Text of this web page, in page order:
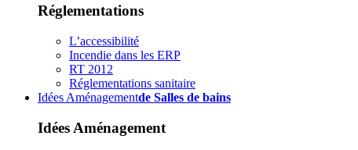
Réglementations
L’accessibilité
Incendie dans les ERP
RT 2012
Réglementations sanitaire
Idées Aménagementde Salles de bains
Idées Aménagement